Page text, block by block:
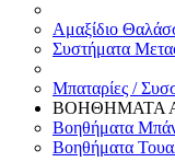
Αμαξίδιο
Συστήματα
Μπαταρίες /
ΒΟΗΘΗΜΑΤΑ
Βοηθήματα
Βοηθήματα